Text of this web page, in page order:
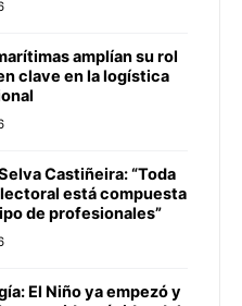
amplían su rol
clave en la logística
Castiñeira: “Toda
está compuesta
de profesionales”
El Niño ya empezó y